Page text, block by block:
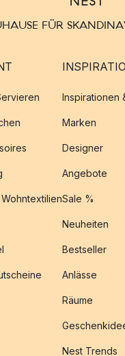
FÜR
Inspirationen
Marken
Designer
Angebote
Sale %
Neuheiten
Bestseller
Anlässe
Räume
Nest Trends